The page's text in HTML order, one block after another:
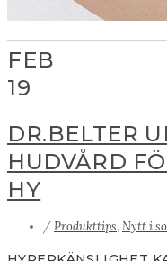
FEB
19
DR.BELTER
HUDVÅRD
HY
/Produkttips, Nytt i